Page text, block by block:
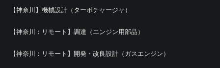
【神奈川】機械設計（ターボチャージャ）
【神奈川：リモート】調達（エンジン用部品）
【神奈川：リモート】開発・改良設計（ガスエンジン）